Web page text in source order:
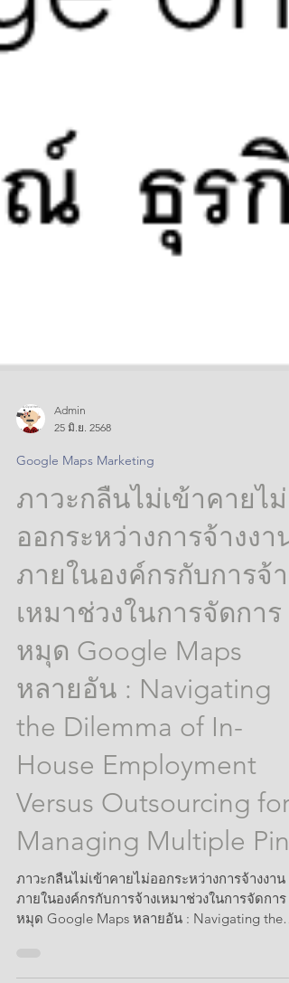
25 มิ.ย. 2568
Google Maps Marketing
ภาวะกลืนไม่เข้าคายไม่
ออกระหว่างการจ้างงาน
ภายในองค์กรกับการจ้าง
เหมาช่วงในการจัดการ
หมุด Google Maps
หลายอัน : Navigating
the Dilemma of In-
House Employment
Versus Outsourcing for
Managing Multiple Pins
ภาวะกลืนไม่เข้าคายไม่ออกระหว่างการจ้างงาน
ภายในองค์กรกับการจ้างเหมาช่วงในการจัดการ